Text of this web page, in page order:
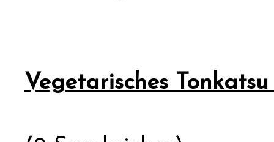
Vegetarisches